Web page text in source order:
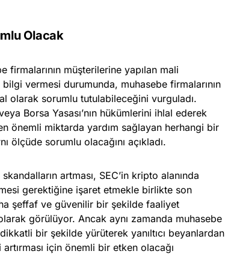
Olacak
firmalarının müşterilerine yapılan mali
bilgi vermesi durumunda, muhasebe firmalarının
olarak sorumlu tutulabileceğini vurguladı.
Borsa Yasası’nın hükümlerini ihlal ederek
önemli miktarda yardım sağlayan herhangi bir
ölçüde sorumlu olacağını açıkladı.
artması, SEC’in kripto alanında
gerektiğine işaret etmekle birlikte son
şeffaf ve güvenilir bir şekilde faaliyet
görülüyor. Ancak aynı zamanda muhasebe
bir şekilde yürüterek yanıltıcı beyanlardan
için önemli bir etken olacağı